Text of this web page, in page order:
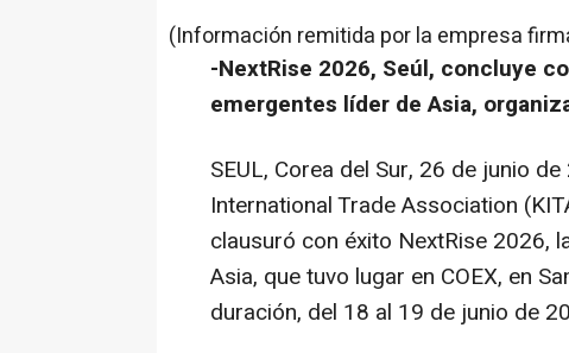
(Información remitida por la empresa
-NextRise 2026, Seúl, concluye
emergentes líder de Asia,
SEUL, Corea del Sur, 26 de junio de
International Trade Association
clausuró con éxito NextRise 2026,
Asia, que tuvo lugar en COEX, en
duración, del 18 al 19 de junio de